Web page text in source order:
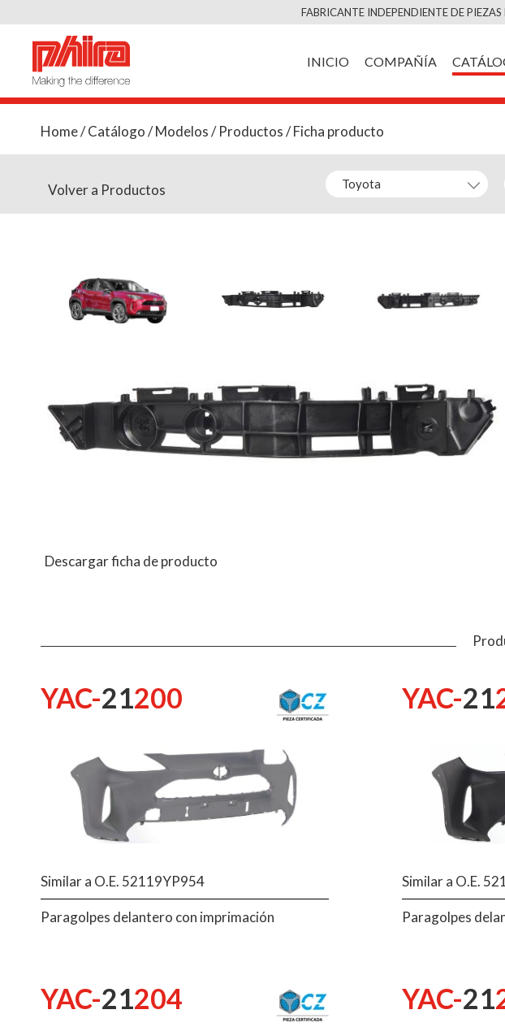
FABRICANTE INDEPENDIENTE DE
INICIO COMPAÑÍA
Home/Catálogo/Modelos/Productos/ Ficha producto
Volver a Productos
Descargar ficha de producto
YAC-21200
Similar a O.E. 52119YP954
Paragolpes delantero con imprimación
YAC-21
Similar a O.E.
Paragolpes
YAC-21204 YAC-21